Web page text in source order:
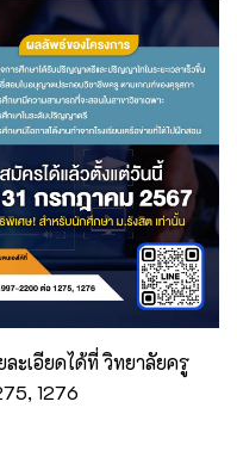
ะเอียดได้ที่ วิทยาลัยครู
1276